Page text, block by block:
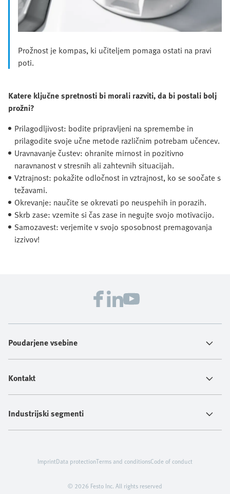
Prožnost je kompas, ki učiteljem pomaga ostati na pravi
poti.
Katere ključne spretnosti bi morali razviti, da bi postali bolj
prožni?
Prilagodljivost: bodite pripravljeni na spremembe in
prilagodite svoje učne metode različnim potrebam učencev.
Uravnavanje čustev: ohranite mirnost in pozitivno
naravnanost v stresnih ali zahtevnih situacijah.
Vztrajnost: pokažite odločnost in vztrajnost, ko se soočate s
težavami.
Okrevanje: naučite se okrevati po neuspehih in porazih.
Skrb zase: vzemite si čas zase in negujte svojo motivacijo.
Samozavest: verjemite v svojo sposobnost premagovanja
izzivov!
Poudarjene vsebine
Kontakt
Industrijski segmenti
© 2026 Festo Inc. All rights reserved
ImprintData protectionTerms and conditionsCode of conduct